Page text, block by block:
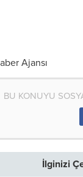
Ajansı
BU KONUYU
İlginizi